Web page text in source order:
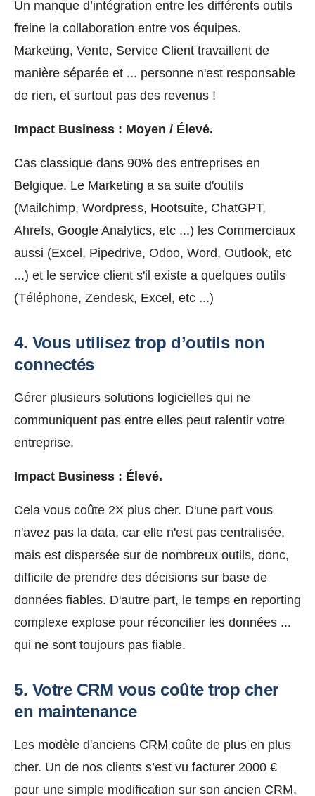
Un manque d’intégration entre les différents outils
freine la collaboration entre vos équipes.
Marketing, Vente, Service Client travaillent de
manière séparée et ... personne n'est responsable
de rien, et surtout pas des revenus !
Impact Business : Moyen / Élevé.
Cas classique dans 90% des entreprises en
Belgique. Le Marketing a sa suite d'outils
(Mailchimp, Wordpress, Hootsuite, ChatGPT,
Ahrefs, Google Analytics, etc ...) les Commerciaux
aussi (Excel, Pipedrive, Odoo, Word, Outlook, etc
...) et le service client s'il existe a quelques outils
(Téléphone, Zendesk, Excel, etc ...)
4. Vous utilisez trop d’outils non
connectés
Gérer plusieurs solutions logicielles qui ne
communiquent pas entre elles peut ralentir votre
entreprise.
Impact Business : Élevé.
Cela vous coûte 2X plus cher. D'une part vous
n'avez pas la data, car elle n'est pas centralisée,
mais est dispersée sur de nombreux outils, donc,
difficile de prendre des décisions sur base de
données fiables. D'autre part, le temps en reporting
complexe explose pour réconcilier les données ...
qui ne sont toujours pas fiable.
5. Votre CRM vous coûte trop cher
en maintenance
Les modèle d'anciens CRM coûte de plus en plus
cher. Un de nos clients s’est vu facturer 2000 €
pour une simple modification sur son ancien CRM,